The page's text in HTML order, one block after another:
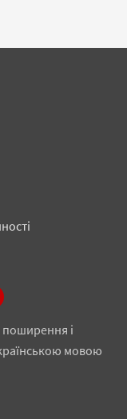
поширення і
мовою